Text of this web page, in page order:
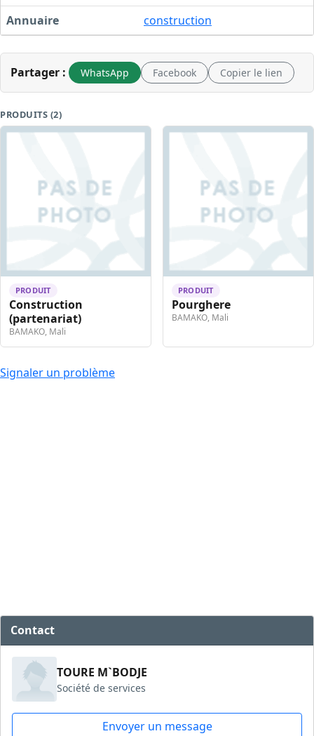
Annuaire
construction
Partager : WhatsApp Facebook Copier le lien
PRODUITS (2)
PRODUIT
Construction
(partenariat)
BAMAKO, Mali
PRODUIT
Pourghere
BAMAKO, Mali
Signaler un problème
Contact
TOURE M`BODJE
Société de services
Envoyer un message